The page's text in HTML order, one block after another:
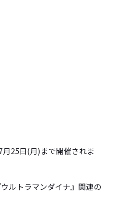
25日(月)まで開催されま
ルトラマンダイナ』関連の